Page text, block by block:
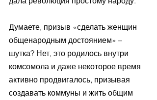
Думаете, призыв «сделать женщин
общенародным достоянием» –
шутка? Нет, это родилось внутри
комсомола и даже некоторое время
активно продвигалось, призывая
создавать коммуны и жить общим